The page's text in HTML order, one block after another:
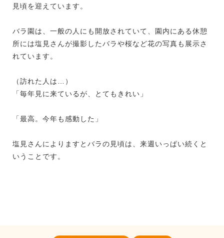
見頃を迎えています。
バラ園は、一般の人にも開放されていて、園内にある休憩
所には塩見さんが撮影したバラや桜など花の写真も展示さ
れています。
（訪れた人は…）
「毎年見に来ているが、とてもきれい」
「最高。今年も感動した」
塩見さんによりますとバラの見頃は、来週いっぱい続くと
いうことです。